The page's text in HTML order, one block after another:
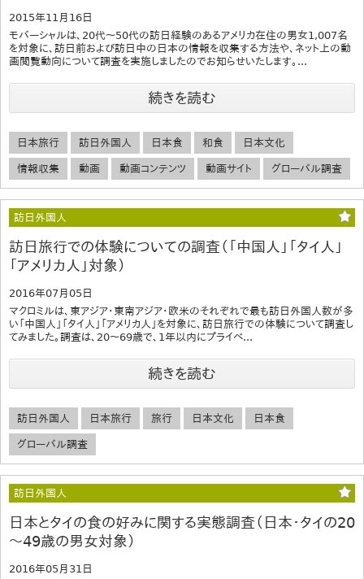
2015年11月16日
モバーシャルは、20代～50代の訪日経験のあるアメリカ在住の男女1,007名
を対象に、訪日前および訪日中の日本の情報を収集する方法や、ネット上の動
画閲覧動向について調査を実施しましたのでお知らせいたします。...
続きを読む
日本旅行 訪日外国人 日本食 和食 日本文化
情報収集 動画 動画コンテンツ 動画サイト グローバル調査
訪日外国人
訪日旅行での体験についての調査（「中国人」「タイ人」
「アメリカ人」対象）
2016年07月05日
マクロミルは、東アジア・東南アジア・欧米のそれぞれで最も訪日外国人数が多
い「中国人」「タイ人」「アメリカ人」を対象に、訪日旅行での体験について調査し
てみました。調査は、20～69歳で、1年以内にプライベ...
続きを読む
訪日外国人 日本旅行 旅行 日本文化 日本食
グローバル調査
訪日外国人
日本とタイの食の好みに関する実態調査（日本・タイの20
～49歳の男女対象）
2016年05月31日